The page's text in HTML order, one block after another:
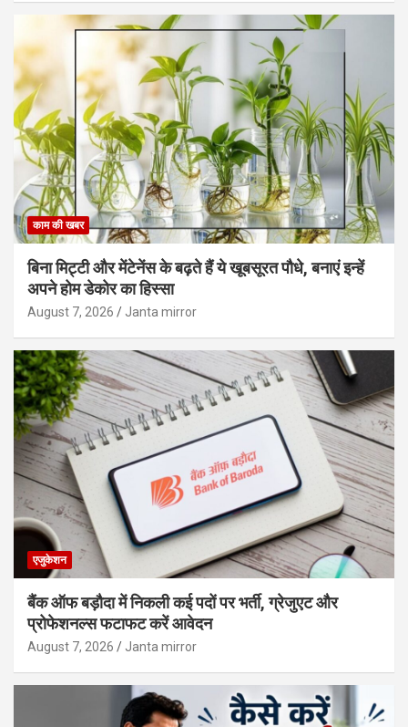
काम की खबर
बिना मिट्टी और मेंटेनेंस के बढ़ते हैं ये खूबसूरत पौधे, बनाएं इन्‍हें
अपने होम डेकोर का हिस्‍सा
August 7, 2026 Janta mirror
एजुकेशन
बैंक ऑफ बड़ौदा में निकली कई पदों पर भर्ती, ग्रेजुएट और
प्रोफेशनल्स फटाफट करें आवेदन
August 7, 2026 Janta mirror